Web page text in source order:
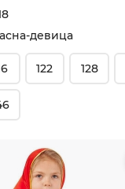
девица
122 128